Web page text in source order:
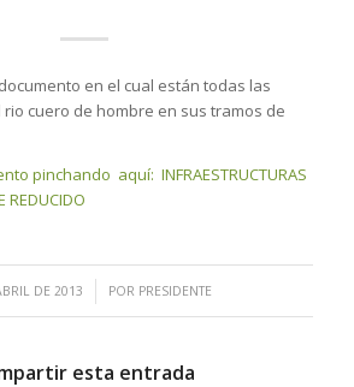
en el cual están todas las
cuero de hombre en sus tramos de
pinchando aquí: INFRAESTRUCTURAS
REDUCIDO
DE 2013
/ POR PRESIDENTE
esta entrada